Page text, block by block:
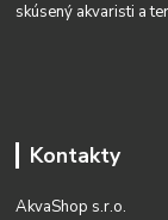
skúsený akvaristi a
Kontakty
AkvaShop s.r.o.